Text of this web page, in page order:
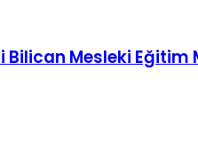
Bilican Mesleki